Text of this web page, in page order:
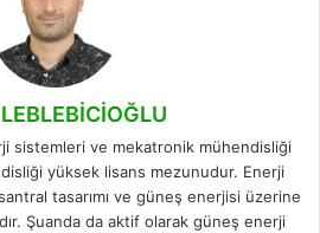
sistemleri ve mekatronik mühendisliği
yüksek lisans mezunudur. Enerji
tasarımı ve güneş enerjisi üzerine
Şuanda da aktif olarak güneş enerji